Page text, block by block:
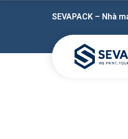
SEVAPACK – Nhà